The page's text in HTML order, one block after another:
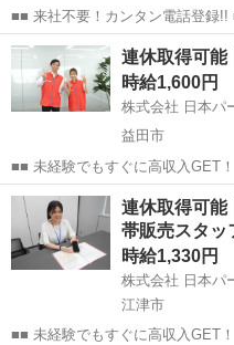
■■ 来社不要！カンタン電話登録!!
事紹介> で、来社なくお仕事探し
電話で希望を伝えるだけでOK★
あります♪ ご希...
島根 松江市 店長
連休取得可能
時給1,600円
株式会社 日本パ
益田市
■■ 未経験でもすぐに高収入GET
なので、すぐに高収入!! 社員登用
なんてキャリアアップも目指せます!! ■■ 来社不要！カンタン
録!! ■■...
島根 益田市 店長
連休取得可能
帯販売スタッ
時給1,330円
株式会社 日本パ
江津市
■■ 未経験でもすぐに高収入GET